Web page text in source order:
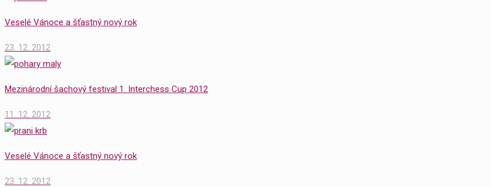
Veselé Vánoce a šťastný nový rok
23. 12. 2012
Mezinárodní šachový festival 1. Interchess Cup 2012
11. 12. 2012
Veselé Vánoce a šťastný nový rok
23. 12. 2012